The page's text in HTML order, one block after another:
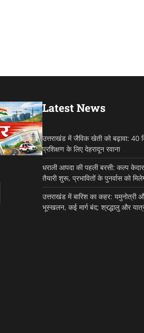
Latest News
उत्तराखंड में जैविक खेती को बढ़ावा: 40
प्रशिक्षण के लिए देहरादून रवाना
धराली आपदा की पहली बरसी: कल्प केदार
तैयारी शुरू, प्रभावितों के पुनर्वास को
उत्तराखंड में बारिश का कहर: यमुनोत्री
भूस्खलन, कई मार्ग बंद; श्रद्धालु और